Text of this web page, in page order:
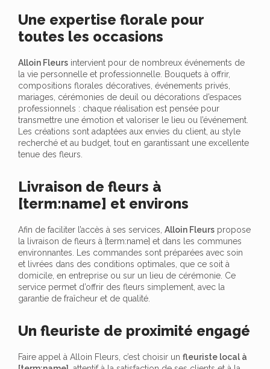
Une expertise florale pour
toutes les occasions
Alloin Fleurs intervient pour de nombreux événements de
la vie personnelle et professionnelle. Bouquets à offrir,
compositions florales décoratives, événements privés,
mariages, cérémonies de deuil ou décorations d’espaces
professionnels : chaque réalisation est pensée pour
transmettre une émotion et valoriser le lieu ou l’événement.
Les créations sont adaptées aux envies du client, au style
recherché et au budget, tout en garantissant une excellente
tenue des fleurs.
Livraison de fleurs à
[term:name] et environs
Afin de faciliter l’accès à ses services, Alloin Fleurs propose
la livraison de fleurs à [term:name] et dans les communes
environnantes. Les commandes sont préparées avec soin
et livrées dans des conditions optimales, que ce soit à
domicile, en entreprise ou sur un lieu de cérémonie. Ce
service permet d’offrir des fleurs simplement, avec la
garantie de fraîcheur et de qualité.
Un fleuriste de proximité engagé
Faire appel à Alloin Fleurs, c’est choisir un fleuriste local à